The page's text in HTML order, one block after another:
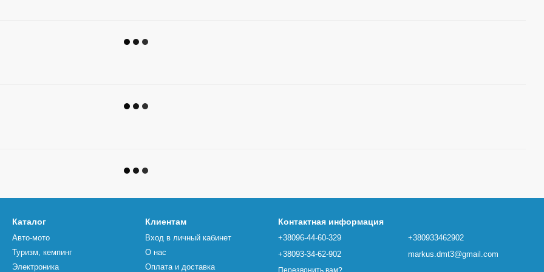
Каталог
Авто-мото
Туризм, кемпинг
Электроника
Клиентам
Вход в личный кабинет
О нас
Оплата и доставка
Контактная информация
+38096-44-60-329
+38093-34-62-902
+380933462902
markus.dmt3@gmail.com